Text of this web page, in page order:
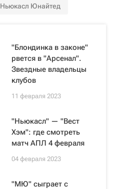
Ньюкасл Юнайтед
"Блондинка в законе"
рвется в "Арсенал".
Звездные владельцы
клубов
11 февраля 2023
"Ньюкасл" — "Вест
Хэм": где смотреть
матч АПЛ 4 февраля
04 февраля 2023
"МЮ" сыграет с